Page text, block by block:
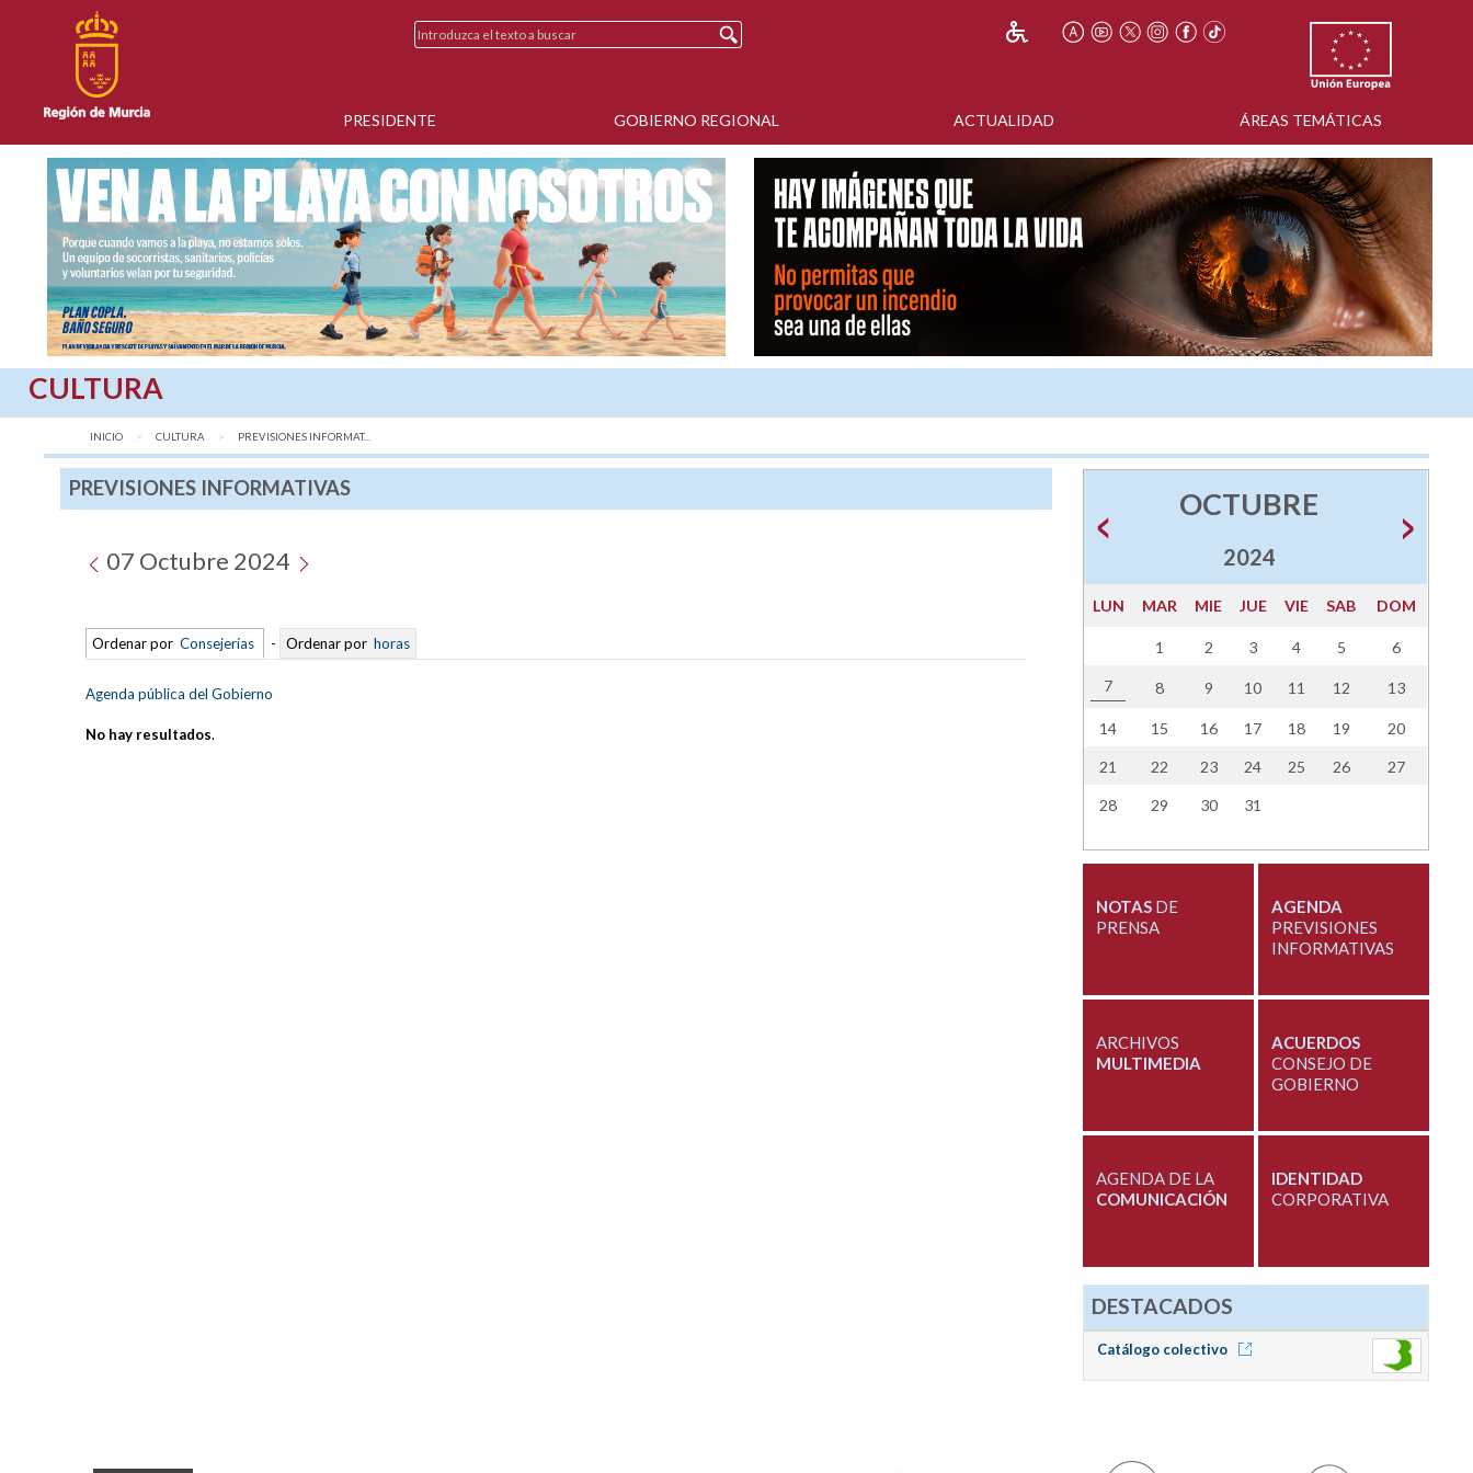
PRESIDENTE GOBIERNO REGIONAL ACTUALIDAD ÁREAS TEMÁTICAS
CULTURA
INICIO CULTURA AQUÍ:
PREVISIONES INFORMAT...
PREVISIONES INFORMATIVAS
07 Octubre 2024
Ordenar por Consejerías - Ordenar por horas
Agenda pública del Gobierno
No hay resultados.
OCTUBRE
2024
LUN MAR MIE JUE VIE SAB DOM
1 2 3 4 5 6
7 8 9 10 11 12 13
14 15 16 17 18 19 20
21 22 23 24 25 26 27
28 29 30 31
NOTASDE
PRENSA
AGENDA
PREVISIONES
INFORMATIVAS
ARCHIVOS
MULTIMEDIA
ACUERDOS
CONSEJO DE
GOBIERNO
AGENDA DE LA
COMUNICACIÓN
IDENTIDAD
CORPORATIVA
DESTACADOS
Catálogo colectivo